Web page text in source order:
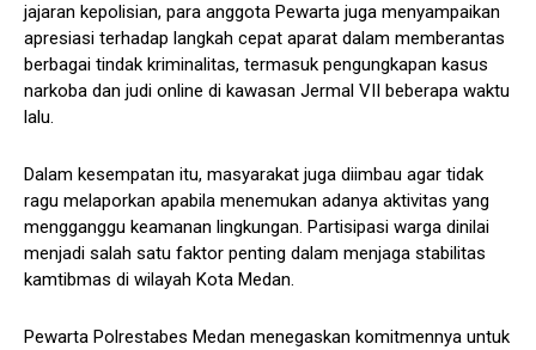
jajaran kepolisian, para anggota Pewarta juga menyampaikan
apresiasi terhadap langkah cepat aparat dalam memberantas
berbagai tindak kriminalitas, termasuk pengungkapan kasus
narkoba dan judi online di kawasan Jermal VII beberapa waktu
lalu.
Dalam kesempatan itu, masyarakat juga diimbau agar tidak
ragu melaporkan apabila menemukan adanya aktivitas yang
mengganggu keamanan lingkungan. Partisipasi warga dinilai
menjadi salah satu faktor penting dalam menjaga stabilitas
kamtibmas di wilayah Kota Medan.
Pewarta Polrestabes Medan menegaskan komitmennya untuk